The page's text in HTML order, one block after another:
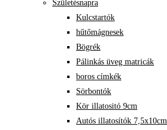
Születésnapra
Kulcstartók
hűtőmágnesek
Bögrék
Pálinkás üveg matricák
boros címkék
Sörbontók
Kör illatositó 9cm
Autós illatosítók 7,5x10cm